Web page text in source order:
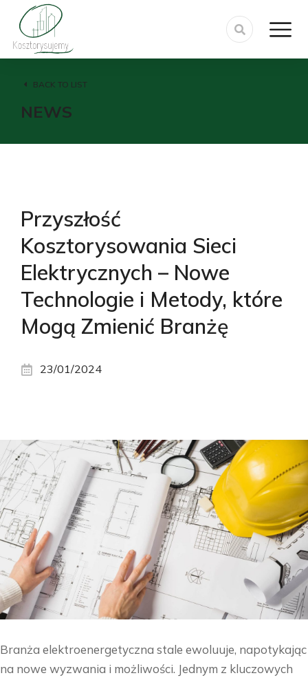
BACK TO LIST
NEWS
Przyszłość
Kosztorysowania Sieci
Elektrycznych – Nowe
Technologie i Metody, które
Mogą Zmienić Branżę
23/01/2024
Branża elektroenergetyczna stale ewoluuje, napotykając
na nowe wyzwania i możliwości. Jednym z kluczowych